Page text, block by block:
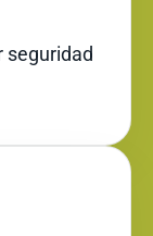
seguridad